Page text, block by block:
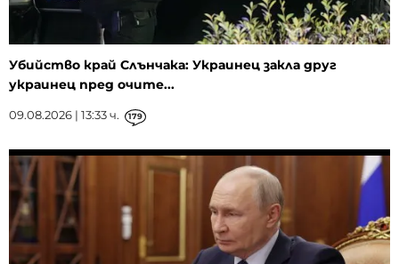
Убийство край Слънчака: Украинец закла друг
украинец пред очите...
09.08.2026 | 13:33 ч. 179